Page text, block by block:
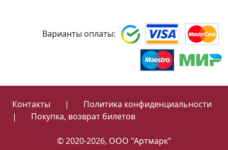
Варианты оплаты:
Контакты |
Политика конфиденциальности
|
Покупка, возврат билетов
© 2020-2026, ООО "Артмарк"